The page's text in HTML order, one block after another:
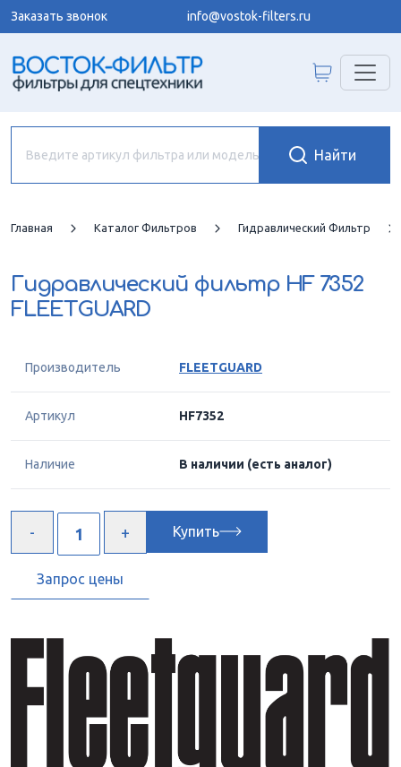
Заказать звонок info@vostok-filters.ru
Главная Каталог Фильтров Гидравлический Фильтр
Гидравлический фильтр HF 7352
FLEETGUARD
Производитель FLEETGUARD
Артикул HF7352
Наличие В наличии (есть аналог)
Купить
Запрос цены